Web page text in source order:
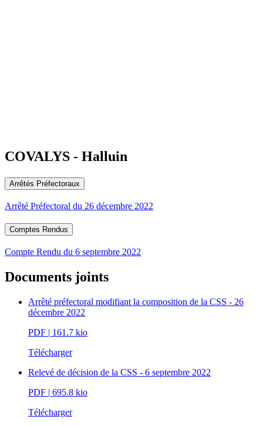
COVALYS - Halluin
Arrêtés Préfectoraux
Arrêté Préfectoral du 26 décembre 2022
Comptes Rendus
Compte Rendu du 6 septembre 2022
Documents joints
Arrêté préfectoral modifiant la composition de la CSS - 26
décembre 2022
PDF | 161.7 kio
Télécharger
Relevé de décision de la CSS - 6 septembre 2022
PDF | 695.8 kio
Télécharger